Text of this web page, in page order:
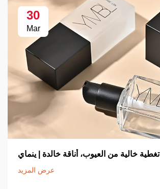
30
Mar
تغطية خالية من العيوب، أناقة خالدة | ينماي
عرض المزيد